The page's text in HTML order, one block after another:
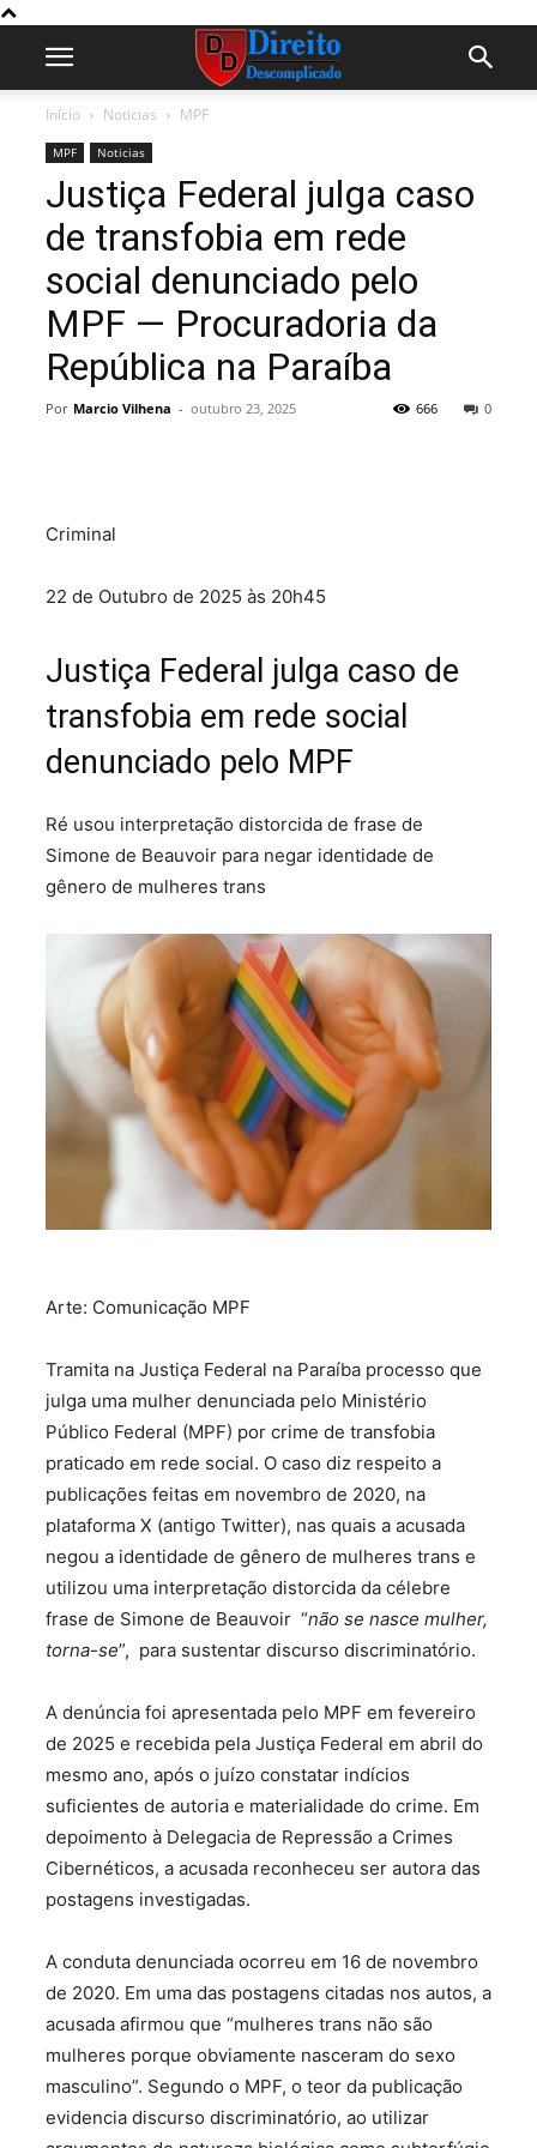
Início Noticias MPF
MPF Noticias
Justiça Federal julga caso
de transfobia em rede
social denunciado pelo
MPF — Procuradoria da
República na Paraíba
Por Marcio Vilhena - outubro 23, 2025 0
666
Criminal
22 de Outubro de 2025 às 20h45
Justiça Federal julga caso de
transfobia em rede social
denunciado pelo MPF
Ré usou interpretação distorcida de frase de
Simone de Beauvoir para negar identidade de
gênero de mulheres trans
Arte: Comunicação MPF
Tramita na Justiça Federal na Paraíba processo que
julga uma mulher denunciada pelo Ministério
Público Federal (MPF) por crime de transfobia
praticado em rede social. O caso diz respeito a
publicações feitas em novembro de 2020, na
plataforma X (antigo Twitter), nas quais a acusada
negou a identidade de gênero de mulheres trans e
utilizou uma interpretação distorcida da célebre
frase de Simone de Beauvoir “não se nasce mulher,
torna-se”, para sustentar discurso discriminatório.
A denúncia foi apresentada pelo MPF em fevereiro
de 2025 e recebida pela Justiça Federal em abril do
mesmo ano, após o juízo constatar indícios
suficientes de autoria e materialidade do crime. Em
depoimento à Delegacia de Repressão a Crimes
Cibernéticos, a acusada reconheceu ser autora das
postagens investigadas.
A conduta denunciada ocorreu em 16 de novembro
de 2020. Em uma das postagens citadas nos autos, a
acusada afirmou que “mulheres trans não são
mulheres porque obviamente nasceram do sexo
masculino”. Segundo o MPF, o teor da publicação
evidencia discurso discriminatório, ao utilizar